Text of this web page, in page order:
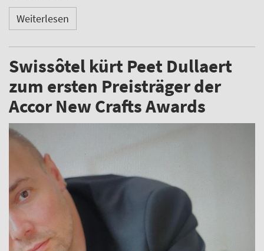
Weiterlesen
Swissôtel kürt Peet Dullaert
zum ersten Preisträger der
Accor New Crafts Awards